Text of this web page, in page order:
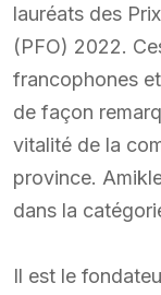
lauréats des
(PFO) 2022.
francophones
de façon
vitalité de la
province.
dans la
Il est le